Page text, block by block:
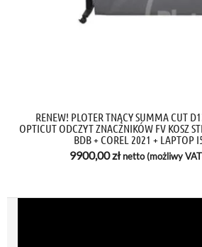
RENEW! PLOTER TNĄCY SUMMA CUT
OPTICUT ODCZYT ZNACZNIKÓW FV KOSZ
BDB + COREL 2021 + LAPTOP
9900,00zł netto (możliwy